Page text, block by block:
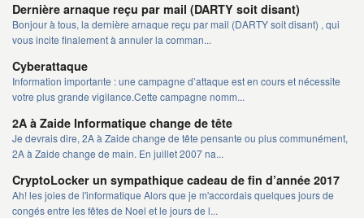
Dernière arnaque reçu par mail (DARTY soit disant)
Bonjour à tous, la dernière arnaque reçu par mail (DARTY soit disant) , qui
vous incite finalement à annuler la comman...
Cyberattaque
Information importante : une campagne d’attaque est en cours et nécessite
votre plus grande vigilance.Cette campagne nomm...
2A à Zaide Informatique change de tête
Je devrais dire, 2A à Zaide change de tête pensante ou plus communément,
2A à Zaide change de main. En juillet 2007 na...
CryptoLocker un sympathique cadeau de fin d’année 2017
Ah! les joies de l'informatique Alors que je m'accordais quelques jours de
congés entre les fêtes de Noel et le jours de l...